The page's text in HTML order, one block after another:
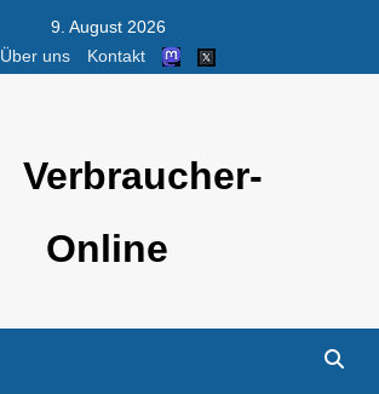
9. August 2026
Über uns
Kontakt
Verbraucher-
Online